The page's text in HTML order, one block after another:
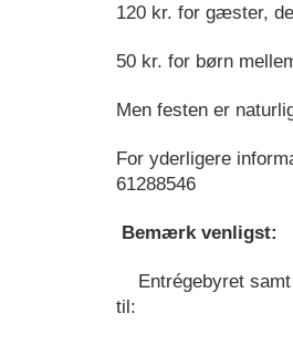
120 kr. for gæster,
50 kr. for børn
Men festen er
For yderligere
61288546
Bemærk venligst:
Entrégebyret samt
til: